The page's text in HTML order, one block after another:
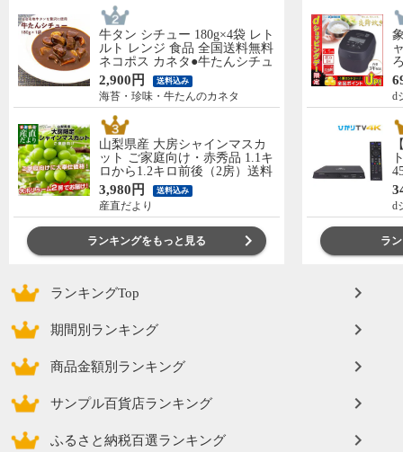
牛タン シチュー 180g×4袋 レト
ルト レンジ 食品 全国送料無料
ネコポス カネタ●牛たんシチュ
ー180g×4袋●k-03
2,900円 送料込み
海苔・珍味・牛たんのカネタ
山梨県産 大房シャインマスカ
ット ご家庭向け・赤秀品 1.1キ
ロから1.2キロ前後（2房）送料
無料 ぶどう ブドウ 種なしぶど
う 葡萄 ※クール便
3,980円 送料込み
産直だより
ランキングをもっと見る
d
d
ラ
ランキングTop
期間別ランキング
商品金額別ランキング
サンプル百貨店ランキング
ふるさと納税百選ランキング